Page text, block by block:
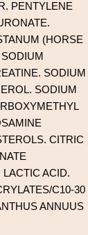
PENTYLENE
(HORSE
SODIUM
SODIUM
CITRIC
ACID.
C10-30
ANNUUS